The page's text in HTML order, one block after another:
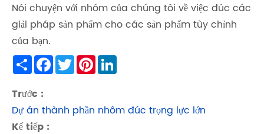
Nói chuyện với nhóm của chúng tôi về việc đúc các
giải pháp sản phẩm cho các sản phẩm tùy chỉnh
của bạn.
ShareFacebookTwitterPinterest
Trước :
Dự án thành phần nhôm đúc trọng lực lớn
Kế tiếp :